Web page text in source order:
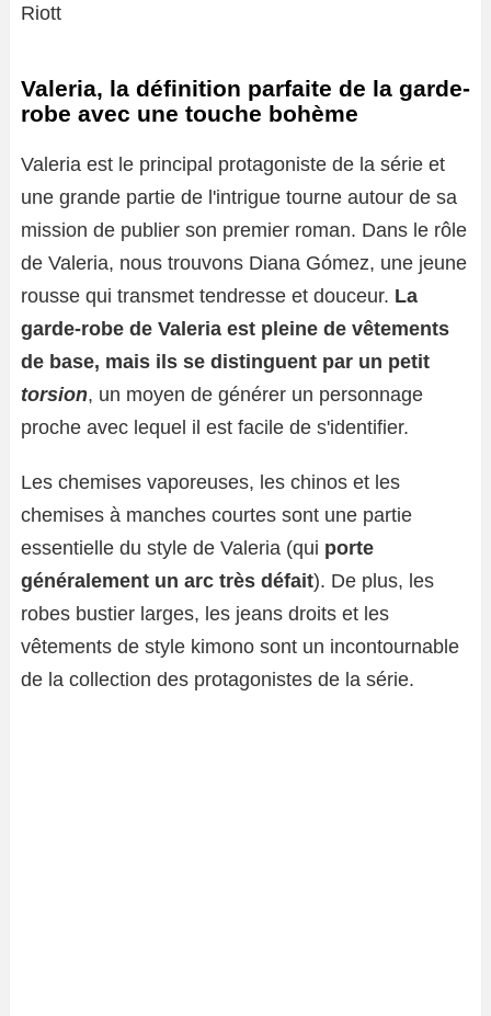
Riott
Valeria, la définition parfaite de la garde-
robe avec une touche bohème
Valeria est le principal protagoniste de la série et
une grande partie de l'intrigue tourne autour de sa
mission de publier son premier roman. Dans le rôle
de Valeria, nous trouvons Diana Gómez, une jeune
rousse qui transmet tendresse et douceur. La
garde-robe de Valeria est pleine de vêtements
de base, mais ils se distinguent par un petit
torsion, un moyen de générer un personnage
proche avec lequel il est facile de s'identifier.
Les chemises vaporeuses, les chinos et les
chemises à manches courtes sont une partie
essentielle du style de Valeria (qui porte
généralement un arc très défait). De plus, les
robes bustier larges, les jeans droits et les
vêtements de style kimono sont un incontournable
de la collection des protagonistes de la série.